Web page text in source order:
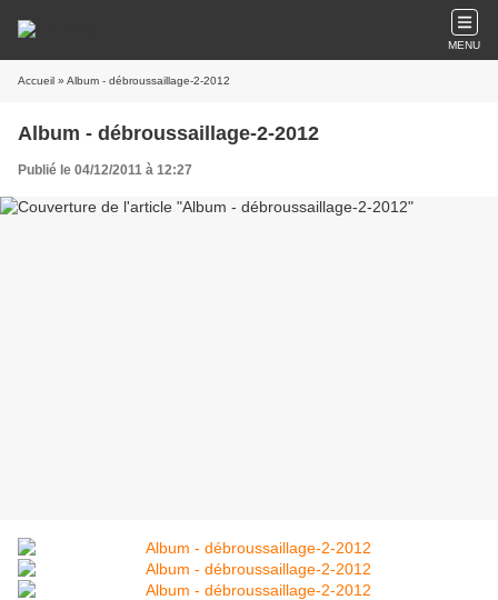
MENU
Accueil » Album - débroussaillage-2-2012
Album - débroussaillage-2-2012
Publié le 04/12/2011 à 12:27